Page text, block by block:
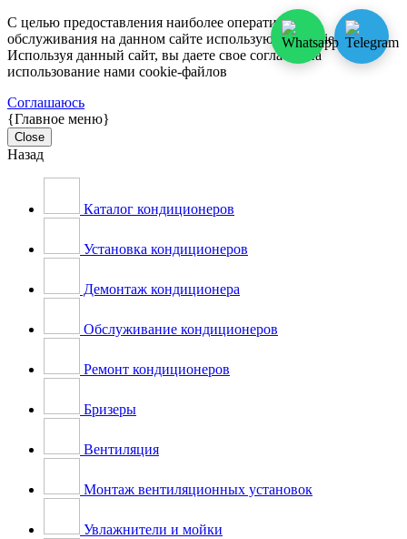
С целью предоставления наиболее оперативного
обслуживания на данном сайте используются cookie-файлы.
Используя данный сайт, вы даете свое согласие на
использование нами cookie-файлов
Соглашаюсь
{Главное меню}
Close
Назад
Каталог кондиционеров
Установка кондиционеров
Демонтаж кондиционера
Обслуживание кондиционеров
Ремонт кондиционеров
Бризеры
Вентиляция
Монтаж вентиляционных установок
Увлажнители и мойки